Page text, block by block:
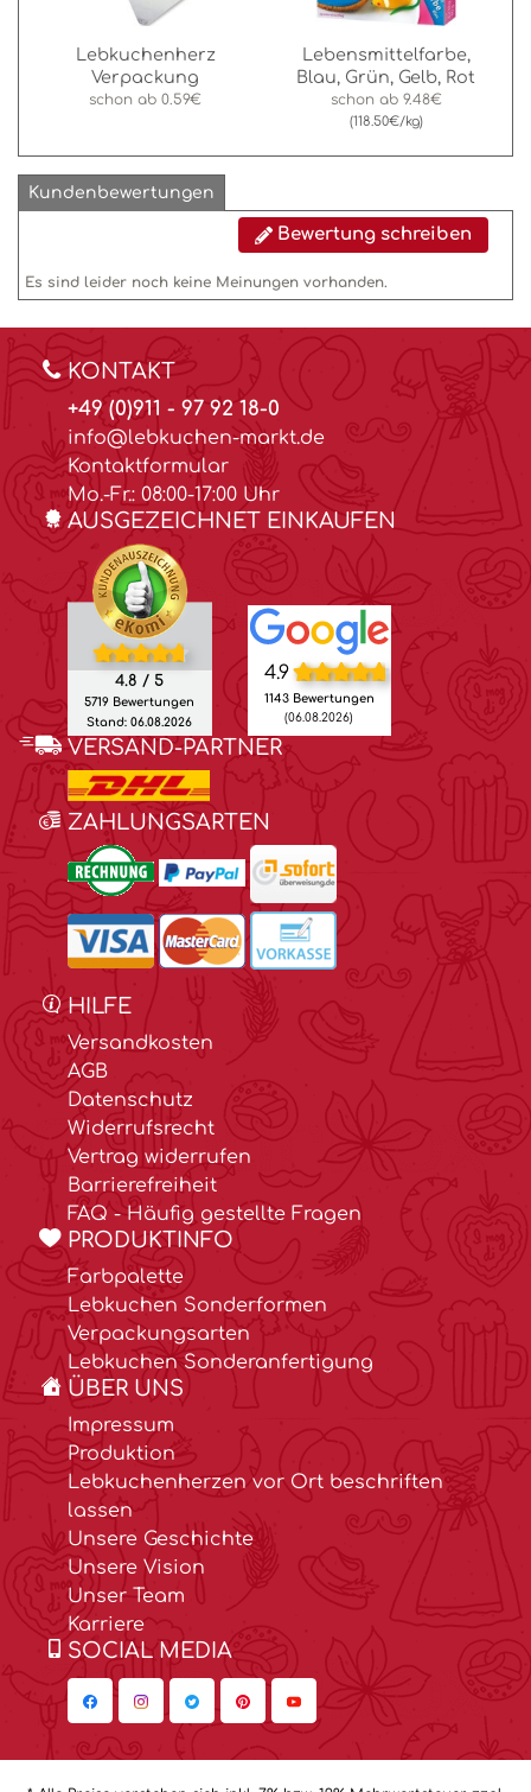
Lebkuchenherz
Verpackung
schon ab 0.59€
Lebensmittelfarbe,
Blau, Grün, Gelb, Rot
schon ab 9.48€
(118.50€/kg)
Kundenbewertungen
Bewertung schreiben
Es sind leider noch keine Meinungen vorhanden.
KONTAKT
+49 (0)911 - 97 92 18-0
info@lebkuchen-markt.de
Kontaktformular
Mo.-Fr.: 08:00-17:00 Uhr
AUSGEZEICHNET EINKAUFEN
4.8 / 5
5719 Bewertungen
Stand: 06.08.2026
4.9
1143 Bewertungen
(06.08.2026)
VERSAND-PARTNER
ZAHLUNGSARTEN
HILFE
Versandkosten
AGB
Datenschutz
Widerrufsrecht
Vertrag widerrufen
Barrierefreiheit
FAQ - Häufig gestellte Fragen
PRODUKTINFO
Farbpalette
Lebkuchen Sonderformen
Verpackungsarten
Lebkuchen Sonderanfertigung
ÜBER UNS
Impressum
Produktion
Lebkuchenherzen vor Ort beschriften
lassen
Unsere Geschichte
Unsere Vision
Unser Team
Karriere
SOCIAL MEDIA